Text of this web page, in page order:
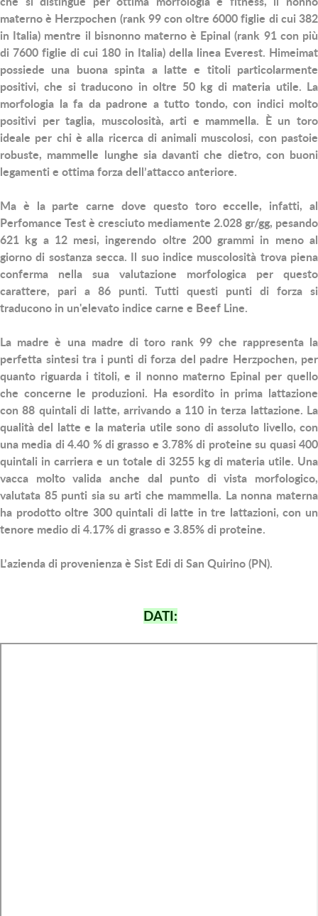
materno è Herzpochen (rank 99 con oltre 6000 figlie di cui 382
in Italia) mentre il bisnonno materno è Epinal (rank 91 con più
di 7600 figlie di cui 180 in Italia) della linea Everest. Himeimat
possiede una buona spinta a latte e titoli particolarmente
positivi, che si traducono in oltre 50 kg di materia utile. La
morfologia la fa da padrone a tutto tondo, con indici molto
positivi per taglia, muscolosità, arti e mammella. È un toro
ideale per chi è alla ricerca di animali muscolosi, con pastoie
robuste, mammelle lunghe sia davanti che dietro, con buoni
legamenti e ottima forza dell’attacco anteriore.
Ma è la parte carne dove questo toro eccelle, infatti, al
Perfomance Test è cresciuto mediamente 2.028 gr/gg, pesando
621 kg a 12 mesi, ingerendo oltre 200 grammi in meno al
giorno di sostanza secca. Il suo indice muscolosità trova piena
conferma nella sua valutazione morfologica per questo
carattere, pari a 86 punti. Tutti questi punti di forza si
traducono in un'elevato indice carne e Beef Line.
La madre è una madre di toro rank 99 che rappresenta la
perfetta sintesi tra i punti di forza del padre Herzpochen, per
quanto riguarda i titoli, e il nonno materno Epinal per quello
che concerne le produzioni. Ha esordito in prima lattazione
con 88 quintali di latte, arrivando a 110 in terza lattazione. La
qualità del latte e la materia utile sono di assoluto livello, con
una media di 4.40 % di grasso e 3.78% di proteine su quasi 400
quintali in carriera e un totale di 3255 kg di materia utile. Una
vacca molto valida anche dal punto di vista morfologico,
valutata 85 punti sia su arti che mammella. La nonna materna
ha prodotto oltre 300 quintali di latte in tre lattazioni, con un
tenore medio di 4.17% di grasso e 3.85% di proteine.
L’azienda di provenienza è Sist Edi di San Quirino (PN).
DATI: